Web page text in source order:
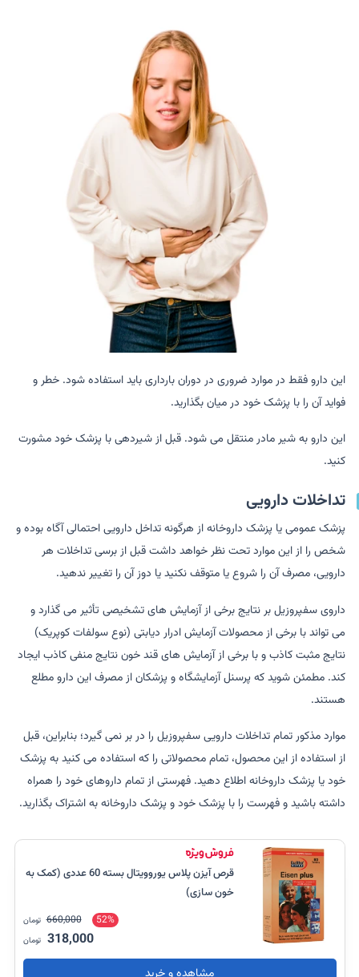
این دارو فقط در موارد ضروری در دوران بارداری باید استفاده شود. خطر و
فواید آن را با پزشک خود در میان بگذارید.
این دارو به شیر مادر منتقل می شود. قبل از شیردهی با پزشک خود مشورت
کنید.
تداخلات دارویی
پزشک عمومی یا پزشک داروخانه از هرگونه تداخل دارویی احتمالی آگاه بوده و
شخص را از این موارد تحت نظر خواهد داشت قبل از برسی تداخلات هر
دارویی، مصرف آن را شروع یا متوقف نکنید یا دوز آن را تغییر ندهید.
داروی سفپروزیل بر نتایج برخی از آزمایش های تشخیصی تأثیر می گذارد و
می تواند با برخی از محصولات آزمایش ادرار دیابتی (نوع سولفات کوپریک)
نتایج مثبت کاذب و با برخی از آزمایش های قند خون نتایج منفی کاذب ایجاد
کند. مطمئن شوید که پرسنل آزمایشگاه و پزشکان از مصرف این دارو مطلع
هستند.
موارد مذکور تمام تداخلات دارویی سفپروزیل را در بر نمی گیرد؛ بنابراین، قبل
از استفاده از این محصول، تمام محصولاتی را که استفاده می کنید به پزشک
خود یا پزشک داروخانه اطلاع دهید. فهرستی از تمام داروهای خود را همراه
داشته باشید و فهرست را با پزشک خود و پزشک داروخانه به اشتراک بگذارید.
قرص آیزن پلاس یوروویتال بسته 60 عددی (کمک به
خون سازی)
52%
660,000 تومان
318,000 تومان